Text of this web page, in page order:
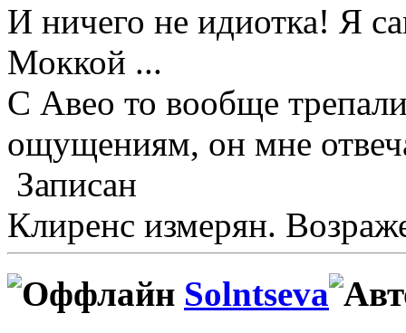
И ничего не идиотка! Я
Моккой ...
С Авео то вообще
ощущениям, он мне
Записан
Клиренс измерян.
Solntseva